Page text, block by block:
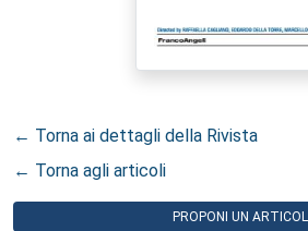
← Torna ai dettagli della Rivista
← Torna agli articoli
PROPONI UN